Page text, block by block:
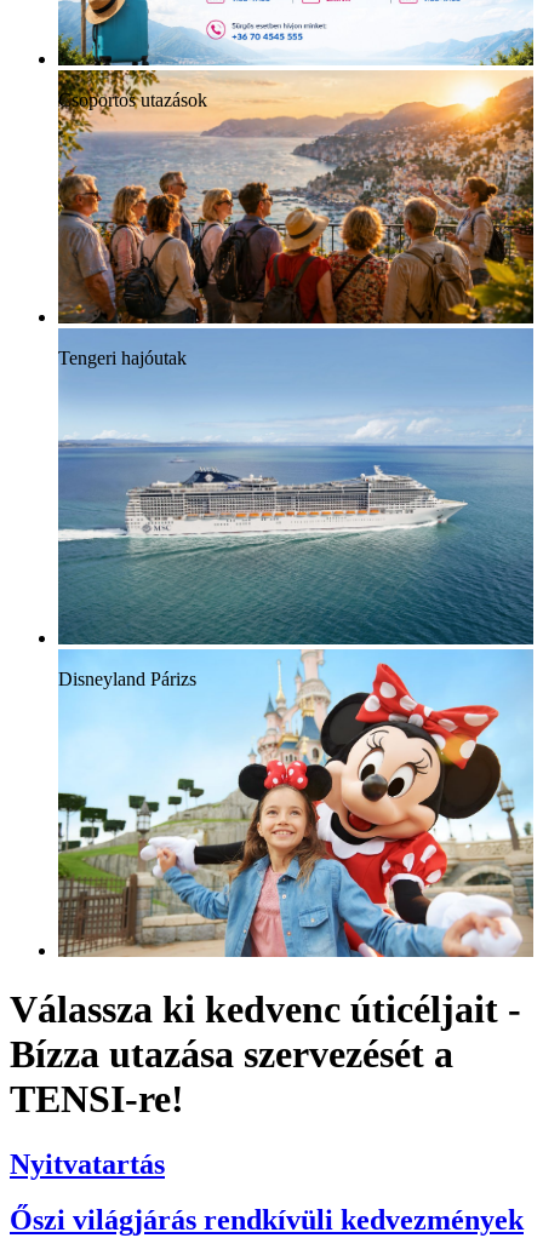
Csoportos utazások
Tengeri hajóutak
Disneyland Párizs
Válassza ki kedvenc úticéljait -
Bízza utazása szervezését a
TENSI-re!
Nyitvatartás
Őszi világjárás rendkívüli kedvezmények